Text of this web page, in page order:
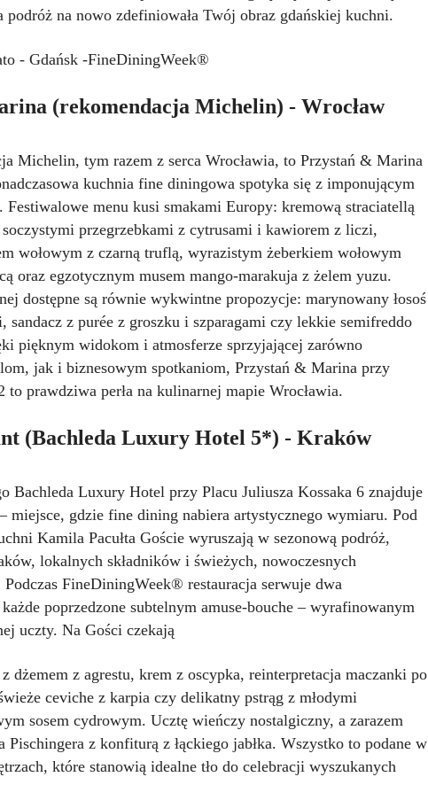
na nowo zdefiniowała Twój obraz gdańskiej kuchni.
(rekomendacja Michelin) - Wrocław
Michelin, tym razem z serca Wrocławia, to Przystań & Marina
kuchnia fine diningowa spotyka się z imponującym
Festiwalowe menu kusi smakami Europy: kremową straciatellą
przegrzebkami z cytrusami i kawiorem z liczi,
wołowym z czarną truflą, wyrazistym żeberkiem wołowym
oraz egzotycznym musem mango-marakuja z żelem yuzu.
dostępne są równie wykwintne propozycje: marynowany łosoś
sandacz z purée z groszku i szparagami czy lekkie semifreddo
pięknym widokom i atmosferze sprzyjającej zarówno
jak i biznesowym spotkaniom, Przystań & Marina przy
prawdziwa perła na kulinarnej mapie Wrocławia.
(Bachleda Luxury Hotel 5*) - Kraków
Bachleda Luxury Hotel przy Placu Juliusza Kossaka 6 znajduje
miejsce, gdzie fine dining nabiera artystycznego wymiaru. Pod
Kamila Pacułta Goście wyruszają w sezonową podróż,
lokalnych składników i świeżych, nowoczesnych
FineDiningWeek® restauracja serwuje dwa
poprzedzone subtelnym amuse-bouche – wyrafinowanym
uczty. Na Gości czekają
dżemem z agrestu, krem z oscypka, reinterpretacja maczanki po
ceviche z karpia czy delikatny pstrąg z młodymi
sosem cydrowym. Ucztę wieńczy nostalgiczny, a zarazem
z konfiturą z łąckiego jabłka. Wszystko to podane w
które stanowią idealne tło do celebracji wyszukanych